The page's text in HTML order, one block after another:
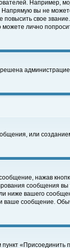
Например,
Напрямую вы не
повысить свое
лично
или
нажав
сообщения
ниже вашего
ваше сообщение.
«Присоединить